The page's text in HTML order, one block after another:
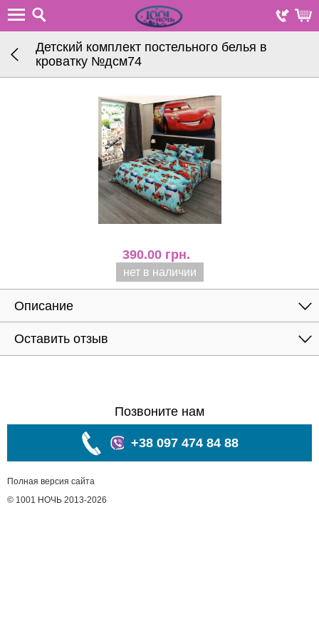
Детский комплект постельного белья в
кроватку №дсм74
390.00 грн.
нет в наличии
Описание
Оставить отзыв
Позвоните нам
+38 097 474 84 88
Полная версия сайта
© 1001 НОЧЬ 2013-2026